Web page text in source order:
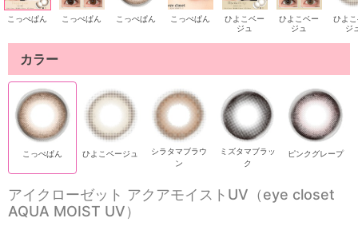
こっぺぱん こっぺぱん こっぺぱん こっぺぱん
ひよこベー
ジュ
ひよこベー
ジュ
ひよ
ジ
カラー
こっぺぱん ひよこベージュ
シラタマブラウ
ン
ミズタマブラッ
ク
ピンクグレープ
アイクローゼット アクアモイストUV（eye closet
AQUA MOIST UV）